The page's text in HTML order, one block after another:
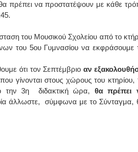
πρέπει να προστατέψουν με κάθε
του Μουσικού Σχολείου από το
του 5ου Γυμνασίου να εκφράσουμε
ότι τον Σεπτέμβριο αν
γίνονται στους χώρους του κτηρίου,
την 3η διδακτική ώρα, θα πρέπει
άλλωστε, σύμφωνα με το Σύνταγμα,
Διδάκτωρ Ιατρικής Σχολής
Πανεπιστημίου Αθηνών
2251038065
Έλενα Μπούμπα
Στρατιωτικός Ιατρός
Διδ.Παν.Αθηνών
Διπλωματούχος Ευρ.Ακαδημίας
Πάρνηθας 95-97 Αχαρναί